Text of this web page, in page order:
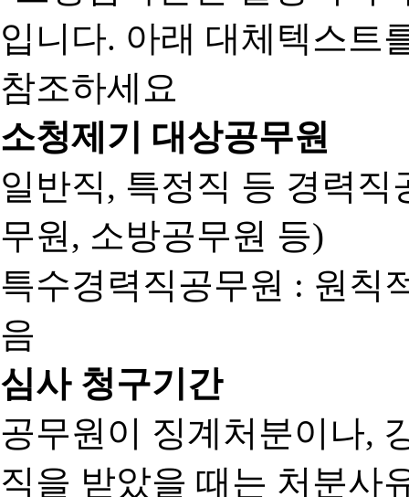
소청제기 대상공무원
일반직, 특정직 등 경력
무원, 소방공무원 등)
특수경력직공무원 : 원칙
음
심사 청구기간
공무원이 징계처분이나,
직을 받았을 때는 처분사